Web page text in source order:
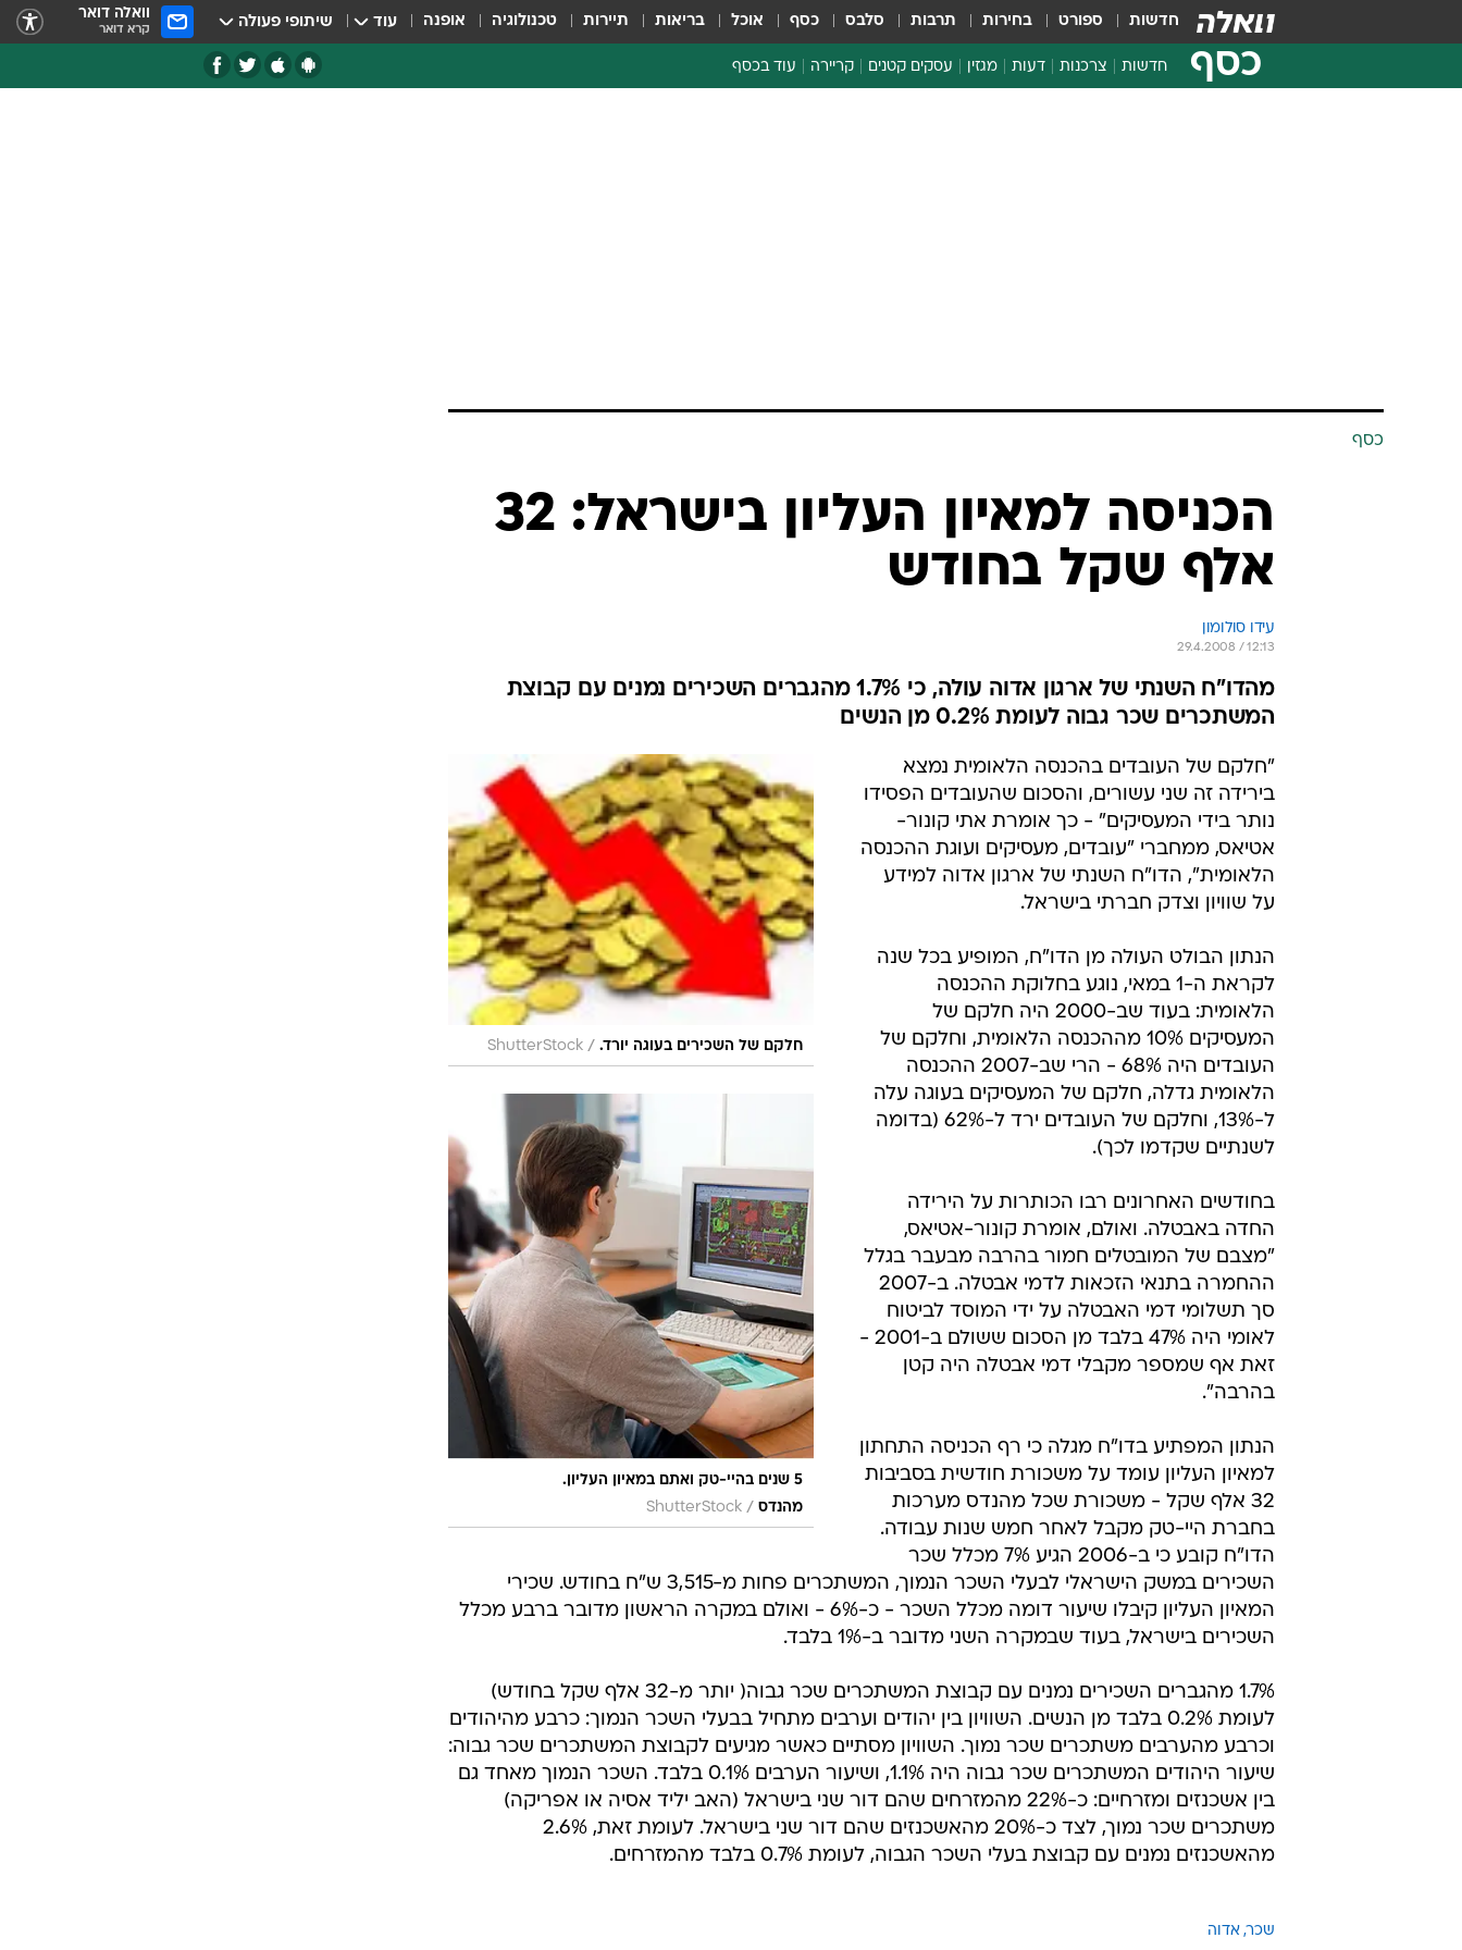
חדשות ספורט בחירות תרבות סלבס כסף אוכל בריאות תיירות טכנולוגיה אופנה עוד שיתופי פעולה וואלה דואר
קרא דואר
כסף חדשות צרכנות דעות מגזין עסקים קטנים קריירה עוד בכסף
כסף
הכניסה למאיון העליון בישראל: 32
אלף שקל בחודש
עידו סולומון
29.4.2008 / 12:13
מהדו"ח השנתי של ארגון אדוה עולה, כי 1.7% מהגברים השכירים נמנים עם קבוצת
המשתכרים שכר גבוה לעומת 0.2% מן הנשים
חלקם של השכירים בעוגה יורד. /
ShutterStock
5 שנים בהיי-טק ואתם במאיון העליון.
מהנדס /
ShutterStock
"חלקם של העובדים בהכנסה הלאומית נמצא
בירידה זה שני עשורים, והסכום שהעובדים הפסידו
נותר בידי המעסיקים" - כך אומרת אתי קונור-
אטיאס, ממחברי "עובדים, מעסיקים ועוגת ההכנסה
הלאומית", הדו"ח השנתי של ארגון אדוה למידע
על שוויון וצדק חברתי בישראל.
הנתון הבולט העולה מן הדו"ח, המופיע בכל שנה
לקראת ה-1 במאי, נוגע בחלוקת ההכנסה
הלאומית: בעוד שב-2000 היה חלקם של
המעסיקים 10% מההכנסה הלאומית, וחלקם של
העובדים היה 68% - הרי שב-2007 ההכנסה
הלאומית גדלה, חלקם של המעסיקים בעוגה עלה
ל-13%, וחלקם של העובדים ירד ל-62% (בדומה
לשנתיים שקדמו לכך).
בחודשים האחרונים רבו הכותרות על הירידה
החדה באבטלה. ואולם, אומרת קונור-אטיאס,
"מצבם של המובטלים חמור בהרבה מבעבר בגלל
ההחמרה בתנאי הזכאות לדמי אבטלה. ב-2007
סך תשלומי דמי האבטלה על ידי המוסד לביטוח
לאומי היה 47% בלבד מן הסכום ששולם ב-2001 -
זאת אף שמספר מקבלי דמי אבטלה היה קטן
בהרבה".
הנתון המפתיע בדו"ח מגלה כי רף הכניסה התחתון
למאיון העליון עומד על משכורת חודשית בסביבות
32 אלף שקל - משכורת שכל מהנדס מערכות
בחברת היי-טק מקבל לאחר חמש שנות עבודה.
הדו"ח קובע כי ב-2006 הגיע 7% מכלל שכר
השכירים במשק הישראלי לבעלי השכר הנמוך, המשתכרים פחות מ-3,515 ש"ח בחודש. שכירי
המאיון העליון קיבלו שיעור דומה מכלל השכר - כ-6% - ואולם במקרה הראשון מדובר ברבע מכלל
השכירים בישראל, בעוד שבמקרה השני מדובר ב-1% בלבד.
1.7% מהגברים השכירים נמנים עם קבוצת המשתכרים שכר גבוה( יותר מ-32 אלף שקל בחודש)
לעומת 0.2% בלבד מן הנשים. השוויון בין יהודים וערבים מתחיל בבעלי השכר הנמוך: כרבע מהיהודים
וכרבע מהערבים משתכרים שכר נמוך. השוויון מסתיים כאשר מגיעים לקבוצת המשתכרים שכר גבוה:
שיעור היהודים המשתכרים שכר גבוה היה 1.1%, ושיעור הערבים 0.1% בלבד. השכר הנמוך מאחד גם
בין אשכנזים ומזרחיים: כ-22% מהמזרחים שהם דור שני בישראל (האב יליד אסיה או אפריקה)
משתכרים שכר נמוך, לצד כ-20% מהאשכנזים שהם דור שני בישראל. לעומת זאת, 2.6%
מהאשכנזים נמנים עם קבוצת בעלי השכר הגבוה, לעומת 0.7% בלבד מהמזרחים.
שכר אדוה